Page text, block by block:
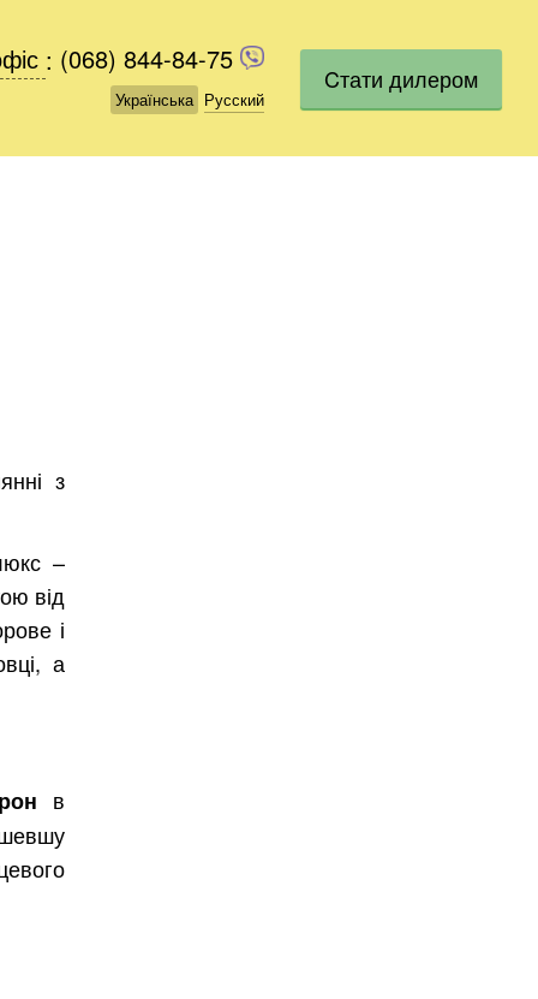
(068) 844-84-75
Українська Русский
: (068) 844-84-75
Українська Русский
Cтати дилером
з
–
від
і
а
в